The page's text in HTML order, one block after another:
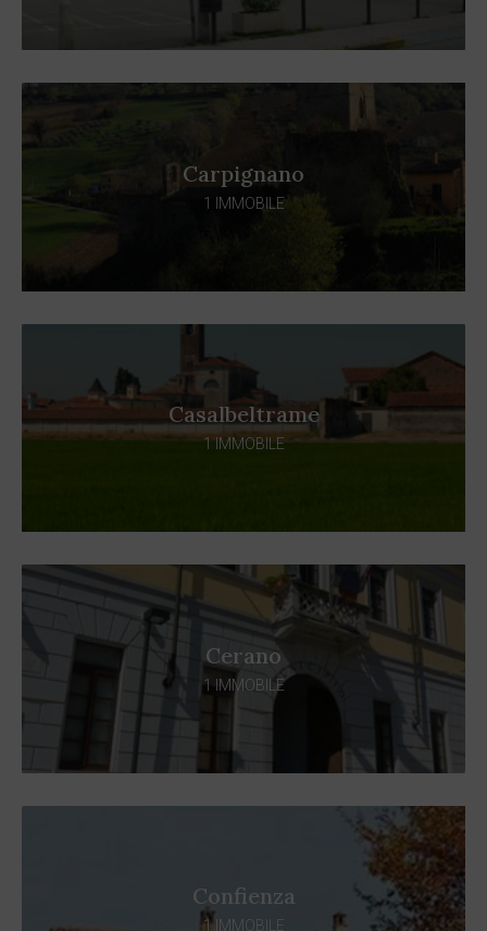
Carpignano
1 IMMOBILE
Casalbeltrame
1 IMMOBILE
Cerano
1 IMMOBILE
Confienza
1 IMMOBILE